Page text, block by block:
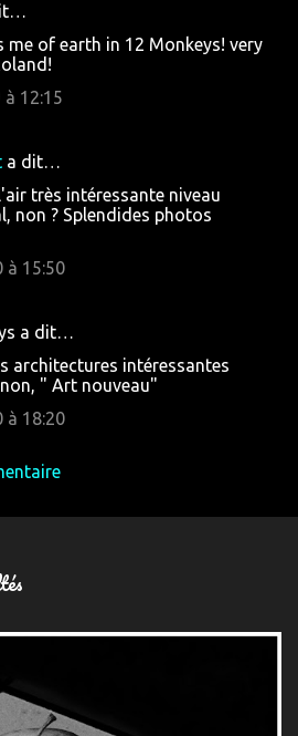
me of earth in 12 Monkeys! very
12:15
a dit…
très intéressante niveau
non ? Splendides photos
à 15:50
a dit…
architectures intéressantes
" Art nouveau"
à 18:20